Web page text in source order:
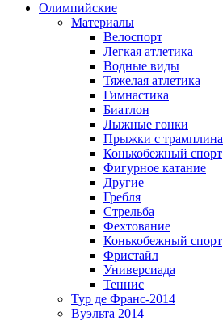
Олимпийские
Материалы
Велоспорт
Легкая атлетика
Водные виды
Тяжелая атлетика
Гимнастика
Биатлон
Лыжные гонки
Прыжки с трамплина
Конькобежный спорт
Фигурное катание
Другие
Гребля
Стрельба
Фехтование
Конькобежный спорт
Фристайл
Универсиада
Теннис
Тур де Франс-2014
Вуэльта 2014